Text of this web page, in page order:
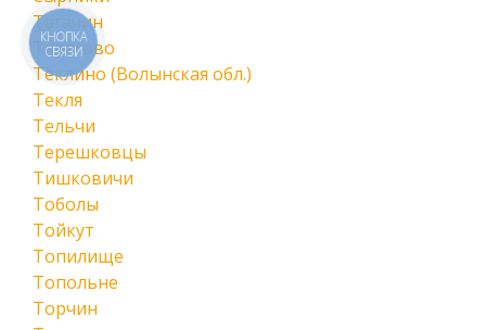
Тагачин
Тарасово
Теклино (Волынская обл.)
Текля
Тельчи
Терешковцы
Тишковичи
Тоболы
Тойкут
Топилище
Топольне
Торчин
КНОПКА
СВЯЗИ